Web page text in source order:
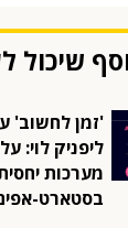
שיכול
'זמן לחשוב'
ליפניק לוי:
מערכות
בסטארט-